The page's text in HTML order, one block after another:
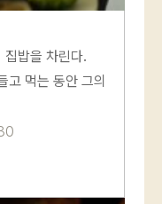
집밥을 차린다.
고 먹는 동안 그의